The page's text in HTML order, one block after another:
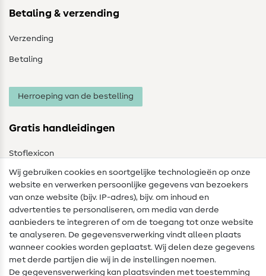
Betaling & verzending
Verzending
Betaling
Herroeping van de bestelling
Gratis handleidingen
Stoflexicon
Naailexicon
Gratis Naaipatronen
Hulp & contact
Contact
Wijziging van eigenaar
Wij gebruiken cookies en soortgelijke technologieën op onze
website en verwerken persoonlijke gegevens van bezoekers
van onze website (bijv. IP-adres), bijv. om inhoud en
advertenties te personaliseren, om media van derde
aanbieders te integreren of om de toegang tot onze website
te analyseren. De gegevensverwerking vindt alleen plaats
wanneer cookies worden geplaatst. Wij delen deze gegevens
met derde partijen die wij in de instellingen noemen.
De gegevensverwerking kan plaatsvinden met toestemming